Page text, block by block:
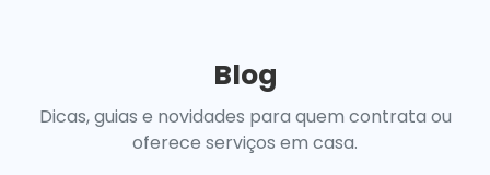
Blog
Dicas, guias e novidades para quem contrata ou
oferece serviços em casa.